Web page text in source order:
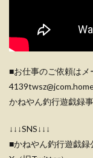
■お仕事のご依頼はメ
かねやん釣行遊戯録
↓↓↓SNS↓↓↓
■かねやん釣行遊戯録